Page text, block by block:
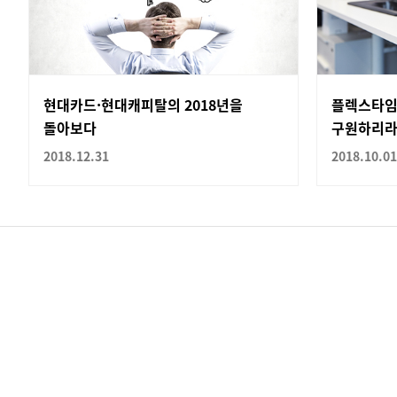
현대카드·현대캐피탈의 2018년을
돌아보다
2018.12.31
플렉스타
구원하리라
2018.10.01